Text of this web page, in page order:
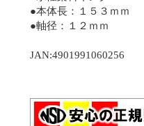
●本体長：１５３ｍｍ
●軸径：１２ｍｍ
JAN:4901991060256